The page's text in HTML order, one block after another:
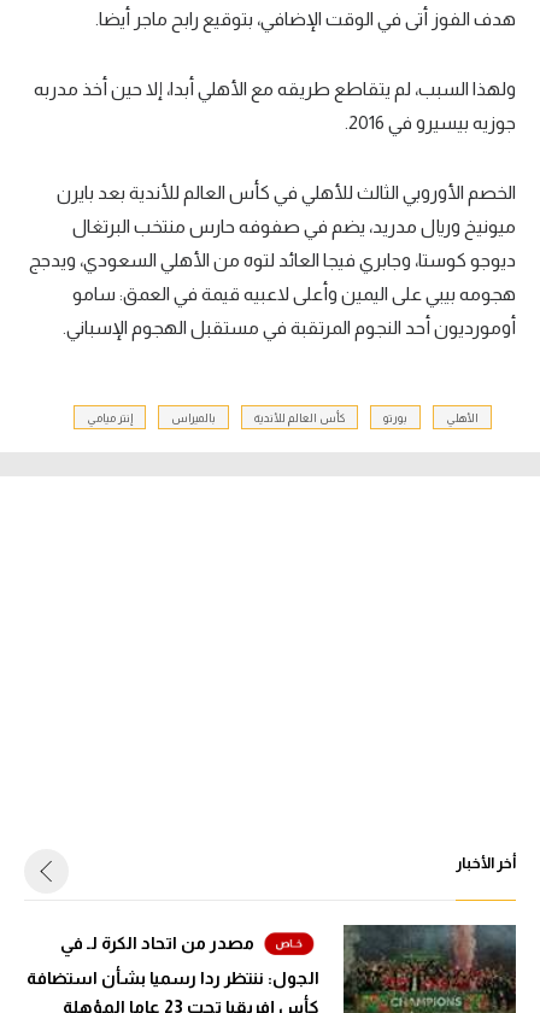
هدف الفوز أتى في الوقت الإضافي، بتوقيع رابح ماجر أيضا.
ولهذا السبب، لم يتقاطع طريقه مع الأهلي أبدا، إلا حين أخذ مدربه
جوزيه بيسيرو في 2016.
الخصم الأوروبي الثالث للأهلي في كأس العالم للأندية بعد بايرن
ميونيخ وريال مدريد، يضم في صفوفه حارس منتخب البرتغال
ديوجو كوستا، وجابري فيجا العائد لتوه من الأهلي السعودي، ويدجج
هجومه بيبي على اليمين وأعلى لاعبيه قيمة في العمق: سامو
أومورديون أحد النجوم المرتقبة في مستقبل الهجوم الإسباني.
الأهلي بورتو كأس العالم للأندية بالميراس إنتر ميامي
أخر الأخبار
مصدر من اتحاد الكرة لـ في
الجول: ننتظر ردا رسميا بشأن استضافة
كأس إفريقيا تحت 23 عاما المؤهلة